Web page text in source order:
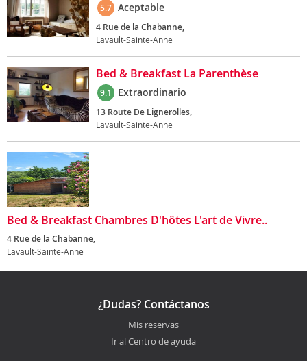
5.7 Aceptable
4 Rue de la Chabanne,
Lavault-Sainte-Anne
Bed & Breakfast La Parenthèse
9.1 Extraordinario
13 Route De Lignerolles,
Lavault-Sainte-Anne
Bed & Breakfast Chambres D'hôtes L'art de Vivre..
4 Rue de la Chabanne,
Lavault-Sainte-Anne
¿Dudas? Contáctanos
Mis reservas
Ir al Centro de ayuda